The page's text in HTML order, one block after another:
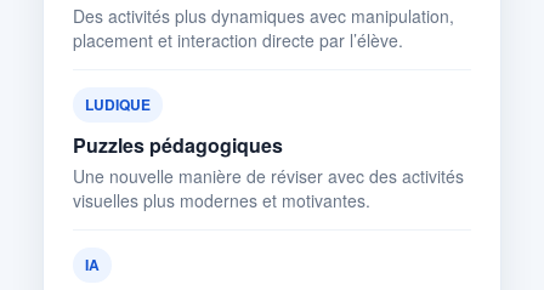
Des activités plus dynamiques avec manipulation,
placement et interaction directe par l’élève.
LUDIQUE
Puzzles pédagogiques
Une nouvelle manière de réviser avec des activités
visuelles plus modernes et motivantes.
IA